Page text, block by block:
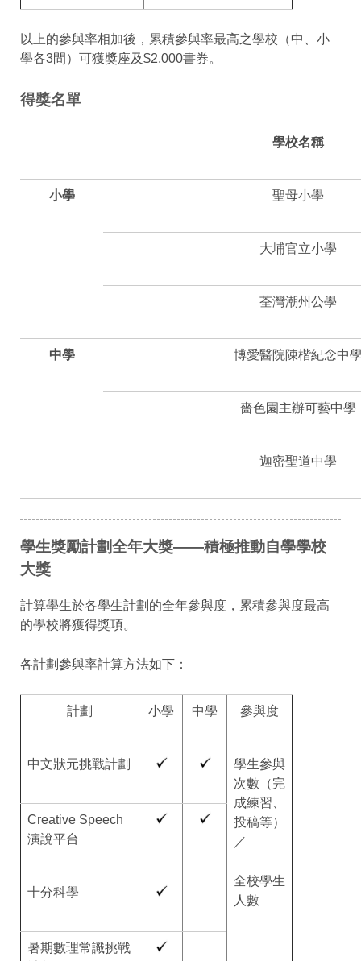
以上的參與率相加後，累積參與率最高之學校（中、小
學各3間）可獲獎座及$2,000書券。
得獎名單
學校名稱
小學 聖母小學
大埔官立小學
荃灣潮州公學
中學 博愛醫院陳楷紀念中
嗇色園主辦可藝中學
迦密聖道中學
學生獎勵計劃全年大獎——積極推動自學學校
大獎
計算學生於各學生計劃的全年參與度，累積參與度最高
的學校將獲得獎項。
各計劃參與率計算方法如下：
計劃 小學 中學 參與度
中文狀元挑戰計劃
學生參與
次數（完
成練習、
投稿等）
／
全校學生
人數
Creative Speech
演說平台
十分科學
暑期數理常識挑戰